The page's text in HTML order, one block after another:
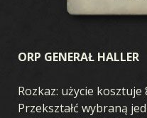
ORP GENERAŁ HALLER
Rozkaz: użycie kosztuje
Przekształć wybraną